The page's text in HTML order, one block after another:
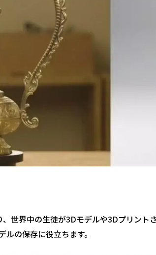
世界中の生徒が3Dモデルや3Dプリント
の保存に役立ちます。